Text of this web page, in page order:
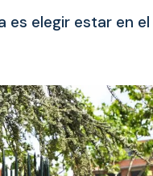
es elegir estar en